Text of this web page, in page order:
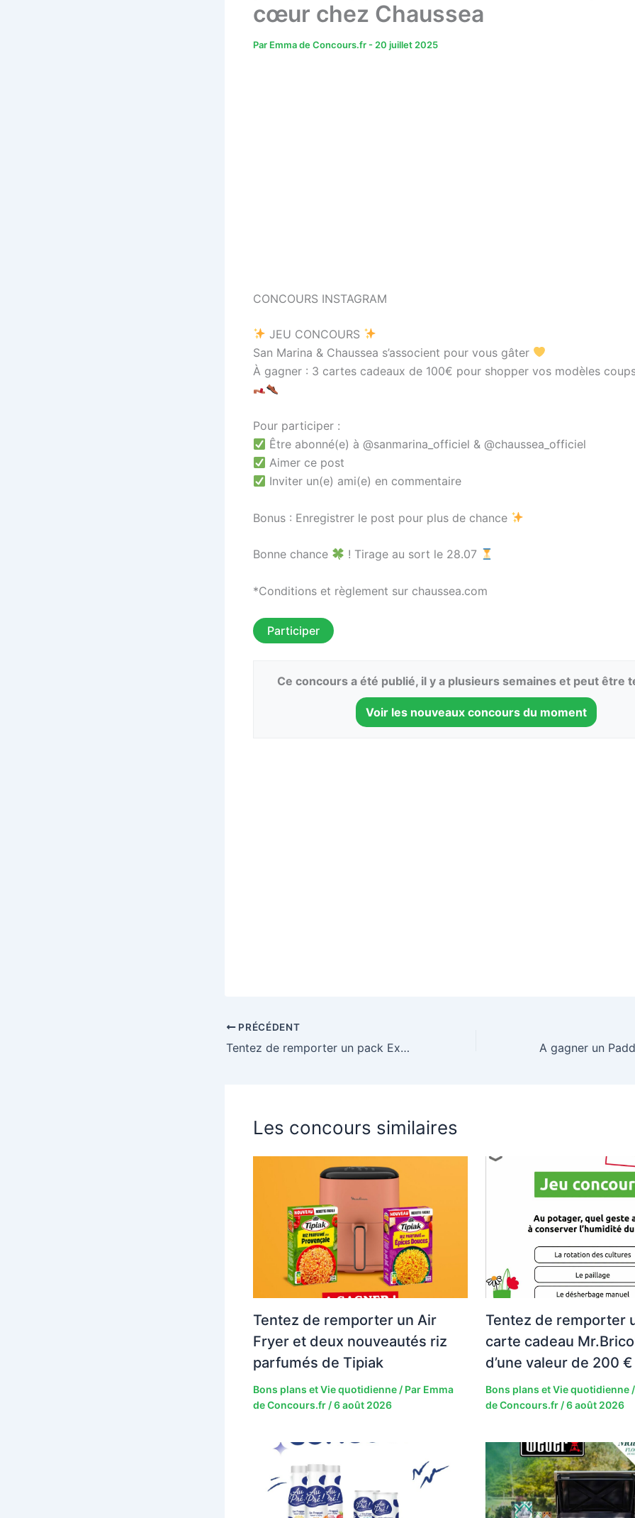
cœur chez Chaussea
Par Emma de Concours.fr - 20 juillet 2025
CONCOURS INSTAGRAM
JEU CONCOURS
San Marina & Chaussea s’associent pour vous gâter
À gagner : 3 cartes cadeaux de 100€ pour shopper vos modèles
Pour participer :
Être abonné(e) à @sanmarina_officiel & @chaussea_officiel
Aimer ce post
Inviter un(e) ami(e) en commentaire
Bonus : Enregistrer le post pour plus de chance
Bonne chance ! Tirage au sort le 28.07
*Conditions et règlement sur chaussea.com
Participer
Ce concours a été publié, il y a plusieurs semaines et peut être
Voir les nouveaux concours du moment
PRÉCÉDENT
Tentez de remporter un pack Expresso Broyeur KRUPS
Les concours similaires
Tentez de remporter un Air
Fryer et deux nouveautés riz
parfumés de Tipiak
Bons plans et Vie quotidienne / Par Emma
de Concours.fr /6 août 2026
Tentez de remporter
carte cadeau
d’une valeur de 200 €
Bons plans et Vie quotidienne/
de Concours.fr /6 août 2026